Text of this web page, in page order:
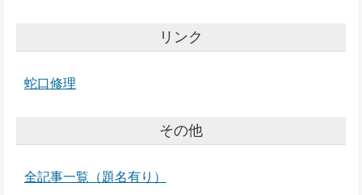
リンク
蛇口修理
その他
全記事一覧（題名有り）